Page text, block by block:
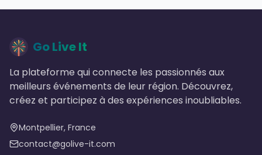
Go Live It
La plateforme qui connecte les passionnés aux
meilleurs événements de leur région. Découvrez,
créez et participez à des expériences inoubliables.
Montpellier, France
contact@golive-it.com